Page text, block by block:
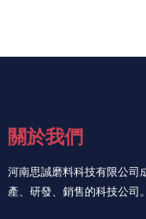
關於我們
河南思誠磨料科技有限公司
產、研發、銷售的科技公司。